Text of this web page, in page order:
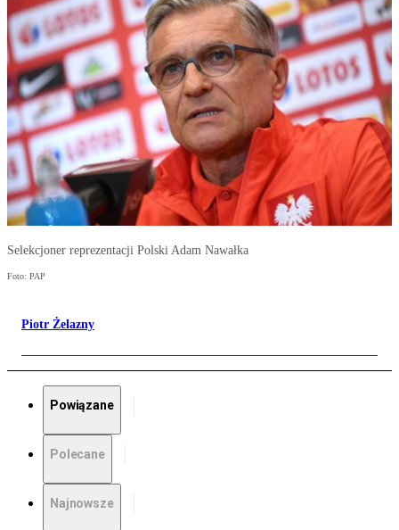
Selekcjoner reprezentacji Polski Adam Nawałka
Foto: PAP
Piotr Żelazny
Powiązane
Polecane
Najnowsze